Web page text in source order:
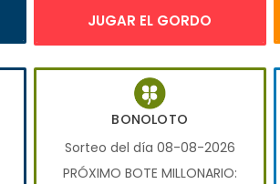
JUGAR EL GORDO
BONOLOTO
Sorteo del día 08-08-2026
PRÓXIMO BOTE MILLONARIO: